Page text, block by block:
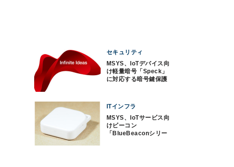
セキュリティ
MSYS、IoTデバイス向
け軽量暗号「Speck」
に対応する暗号鍵保護
ITインフラ
MSYS、IoTサービス向
けビーコン
「BlueBeaconシリー